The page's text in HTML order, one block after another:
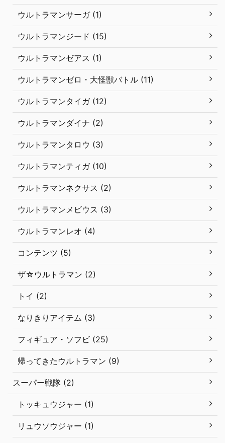
ウルトラマンサーガ (1)
ウルトラマンジード (15)
ウルトラマンゼアス (1)
ウルトラマンゼロ・大怪獣バトル (11)
ウルトラマンタイガ (12)
ウルトラマンダイナ (2)
ウルトラマンタロウ (3)
ウルトラマンティガ (10)
ウルトラマンネクサス (2)
ウルトラマンメビウス (3)
ウルトラマンレオ (4)
コンテンツ (5)
ザ☆ウルトラマン (2)
トイ (2)
なりきりアイテム (3)
フィギュア・ソフビ (25)
帰ってきたウルトラマン (9)
スーパー戦隊 (2)
トッキュウジャー (1)
リュウソウジャー (1)